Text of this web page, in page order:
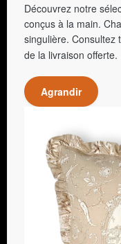
Découvrez notre
conçus à la main.
singulière. Consultez
de la livraison offerte.
Agrandir